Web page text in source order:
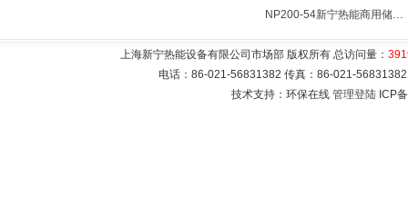
NP200-54新宁热能商用储水式电热水器V=200升N=54千瓦
上海新宁热能设备有限公司市场部 版权所有 总访问量：
电话：86-021-56831382 传真：86-021-
技术支持：环保在线 管理登陆 ICP